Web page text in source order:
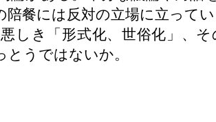
陪餐には反対の立場に立って
しき「形式化、世俗化」、
うではないか。